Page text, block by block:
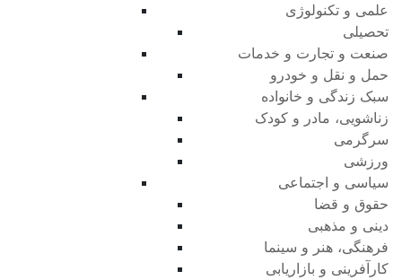
علمی و تکنولوژی
تحصیلی
صنعت و تجارت و خدمات
حمل و نقل و خودرو
سبک زندگی و خانواده
زناشویی، مادر و کودک
سرگرمی
ورزشی
سیاسی و اجتماعی
حقوق و قضا
دینی و مذهبی
فرهنگی، هنر و سینما
کارآفرینی و بازاریابی